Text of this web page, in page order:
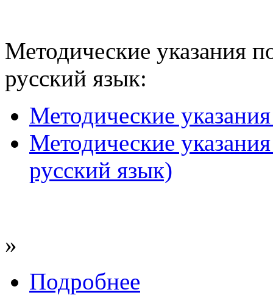
Методические указания
русский язык:
Методические
Методические
русский язык)
»
Подробнее